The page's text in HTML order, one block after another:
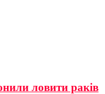
ловити раків